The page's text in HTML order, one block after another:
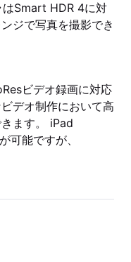
Smart HDR 4に対
ジで写真を撮影でき
ビデオ録画に対応
デオ制作において高
ます。 iPad
可能ですが、